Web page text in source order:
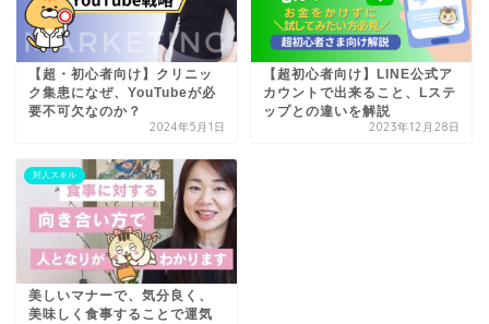
【超・初心者向け】クリニッ
ク集患になぜ、YouTubeが必
要不可欠なのか？
2024年5月1日
【超初心者向け】LINE公式ア
カウントで出来ること、Lステ
ップとの違いを解説
2023年12月28日
対人スキル
美しいマナーで、気分良く、
美味しく食事することで運気